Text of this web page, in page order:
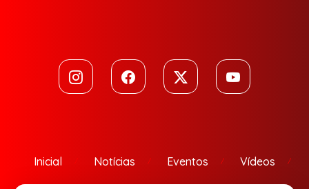
Inicial Notícias Eventos Vídeos